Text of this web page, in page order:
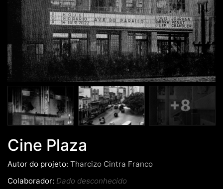
+8
Cine Plaza
Autor do projeto: Tharcizo Cintra Franco
Colaborador: Dado desconhecido